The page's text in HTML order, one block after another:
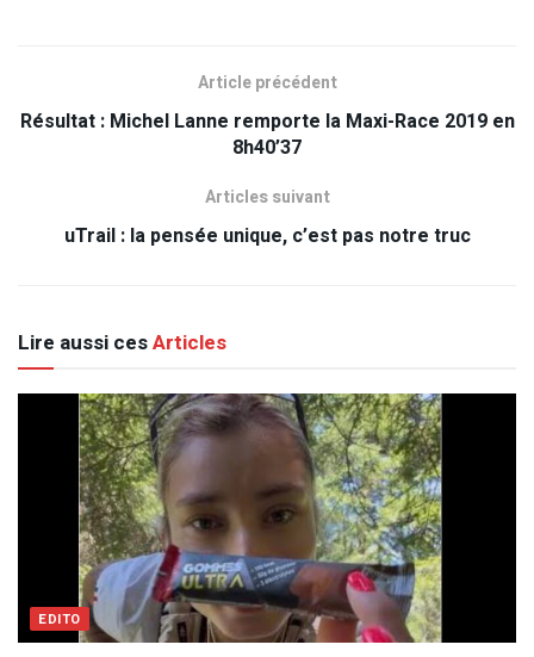
Article précédent
Résultat : Michel Lanne remporte la Maxi-Race 2019 en
8h40’37
Articles suivant
uTrail : la pensée unique, c’est pas notre truc
Lire aussi cesArticles
EDITO